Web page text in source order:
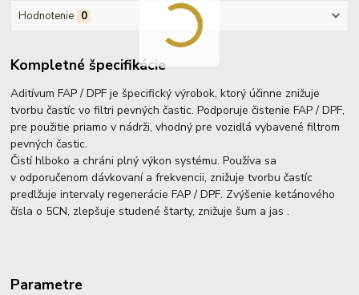
Hodnotenie 0
Kompletné špecifikácie
Aditívum FAP / DPF je špecifický výrobok, ktorý účinne znižuje
tvorbu častíc vo filtri pevných častic. Podporuje čistenie FAP / DPF,
pre použitie priamo v nádrži, vhodný pre vozidlá vybavené filtrom
pevných častic.
Čistí hlboko a chráni plný výkon systému. Používa sa
v odporučenom dávkovaní a frekvencii, znižuje tvorbu častíc
predlžuje intervaly regenerácie FAP / DPF. Zvýšenie ketánového
čísla o 5CN, zlepšuje studené štarty, znižuje šum a jas .
Parametre